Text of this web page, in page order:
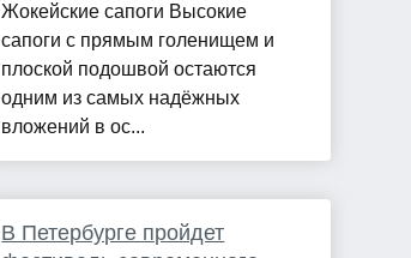
Жокейские сапоги Высокие
сапоги с прямым голенищем и
плоской подошвой остаются
одним из самых надёжных
вложений в ос...
В Петербурге пройдет